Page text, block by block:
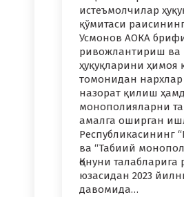
истеъмолчилар
қўмитаси
Усмонов АОКА
ривожлантириш ва
ҳуқуқларини ҳимоя
томонидан
назорат қилиш
монополияларни
амалга оширган
Республикасининг
ва “Табиий
Қонуни
юзасидан 2023
давомида…